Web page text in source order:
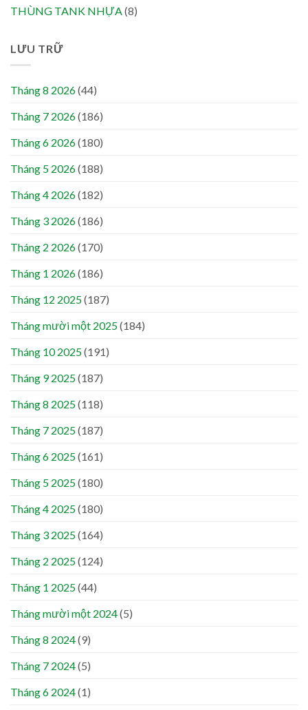
THÙNG TANK NHỰA (8)
LƯU TRỮ
Tháng 8 2026(44)
Tháng 7 2026(186)
Tháng 6 2026(180)
Tháng 5 2026(188)
Tháng 4 2026(182)
Tháng 3 2026(186)
Tháng 2 2026(170)
Tháng 1 2026(186)
Tháng 12 2025(187)
Tháng mười một 2025(184)
Tháng 10 2025(191)
Tháng 9 2025(187)
Tháng 8 2025(118)
Tháng 7 2025(187)
Tháng 6 2025(161)
Tháng 5 2025(180)
Tháng 4 2025(180)
Tháng 3 2025(164)
Tháng 2 2025(124)
Tháng 1 2025(44)
Tháng mười một 2024(5)
Tháng 8 2024(9)
Tháng 7 2024(5)
Tháng 6 2024(1)